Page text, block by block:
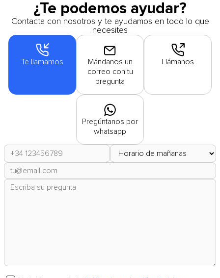
¿Te podemos ayudar?
Contacta con nosotros y te ayudamos en todo lo que
necesites
Te llamamos
Mándanos un
correo con tu
pregunta
Llámanos
Pregúntanos por
whatsapp